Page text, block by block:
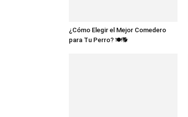
¿Cómo Elegir el Mejor Comedero
para Tu Perro? 🍽️🐕